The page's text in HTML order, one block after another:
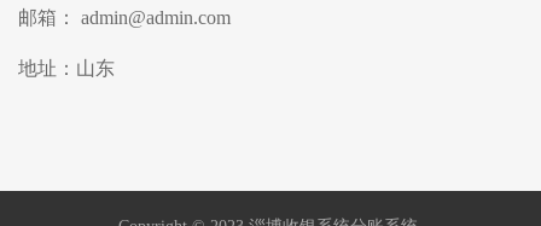
邮箱： admin@admin.com
地址：山东